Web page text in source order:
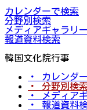
カレンダーで検索
分野別検索
メディアギャラリー
報道資料検索
韓国文化院行事
・ カレンダ
・ 分野別検索
・ メディア
・ 報道資料